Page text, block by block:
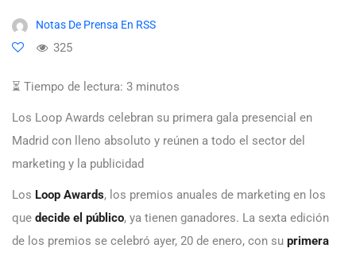
Notas De Prensa En RSS
325
⏳ Tiempo de lectura: 3 minutos
Los Loop Awards celebran su primera gala presencial en
Madrid con lleno absoluto y reúnen a todo el sector del
marketing y la publicidad
Los Loop Awards, los premios anuales de marketing en los
que decide el público, ya tienen ganadores. La sexta edición
de los premios se celebró ayer, 20 de enero, con su primera